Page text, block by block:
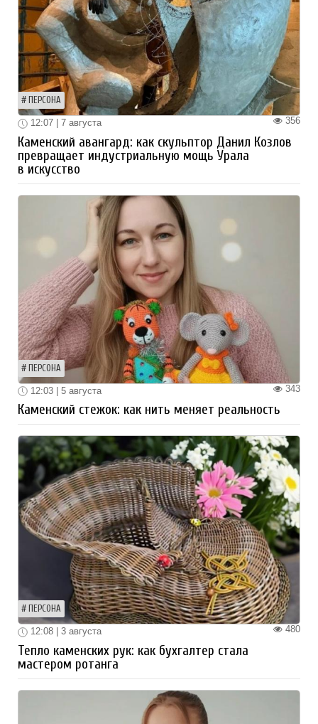
ПЕРСОНА
356
12:07 | 7 августа
Каменский авангард: как скульптор Данил Козлов
превращает индустриальную мощь Урала
в искусство
ПЕРСОНА
343
12:03 | 5 августа
Каменский стежок: как нить меняет реальность
ПЕРСОНА
480
12:08 | 3 августа
Тепло каменских рук: как бухгалтер стала
мастером ротанга